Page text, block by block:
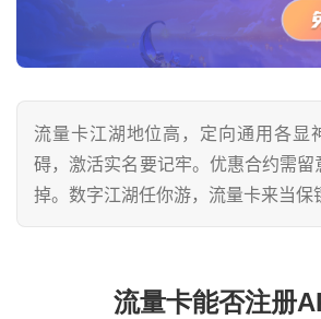
流量卡江湖地位高，定向通用各显
碍，激活实名要记牢。优惠合约需留
掉。数字江湖任你游，流量卡来当保
流量卡能否注册